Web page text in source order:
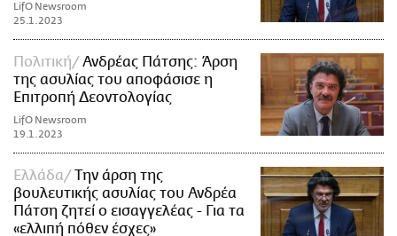
LifO Newsroom
25.1.2023
Πολιτική
Ανδρέας Πάτσης: Άρση
της ασυλίας του αποφάσισε η
Επιτροπή Δεοντολογίας
LifO Newsroom
19.1.2023
Ελλάδα
Την άρση της
βουλευτικής ασυλίας του Ανδρέα
Πάτση ζητεί ο εισαγγελέας - Για τα
«ελλιπή πόθεν έσχες»